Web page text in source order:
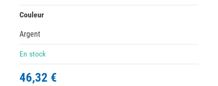
Couleur
Argent
En stock
46,32 €